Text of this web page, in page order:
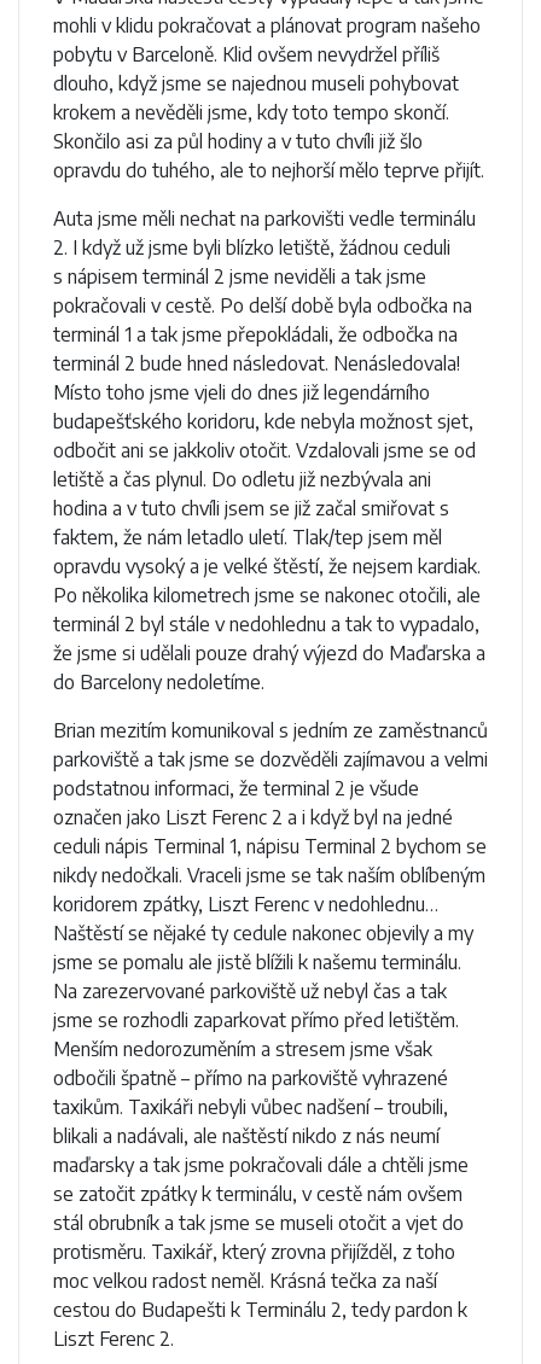
mohli v klidu pokračovat a plánovat program našeho
pobytu v Barceloně. Klid ovšem nevydržel příliš
dlouho, když jsme se najednou museli pohybovat
krokem a nevěděli jsme, kdy toto tempo skončí.
Skončilo asi za půl hodiny a v tuto chvíli již šlo
opravdu do tuhého, ale to nejhorší mělo teprve přijít.
Auta jsme měli nechat na parkovišti vedle terminálu
2. I když už jsme byli blízko letiště, žádnou ceduli
s nápisem terminál 2 jsme neviděli a tak jsme
pokračovali v cestě. Po delší době byla odbočka na
terminál 1 a tak jsme přepokládali, že odbočka na
terminál 2 bude hned následovat. Nenásledovala!
Místo toho jsme vjeli do dnes již legendárního
budapešťského koridoru, kde nebyla možnost sjet,
odbočit ani se jakkoliv otočit. Vzdalovali jsme se od
letiště a čas plynul. Do odletu již nezbývala ani
hodina a v tuto chvíli jsem se již začal smiřovat s
faktem, že nám letadlo uletí. Tlak/tep jsem měl
opravdu vysoký a je velké štěstí, že nejsem kardiak.
Po několika kilometrech jsme se nakonec otočili, ale
terminál 2 byl stále v nedohlednu a tak to vypadalo,
že jsme si udělali pouze drahý výjezd do Maďarska a
do Barcelony nedoletíme.
Brian mezitím komunikoval s jedním ze zaměstnanců
parkoviště a tak jsme se dozvěděli zajímavou a velmi
podstatnou informaci, že terminal 2 je všude
označen jako Liszt Ferenc 2 a i když byl na jedné
ceduli nápis Terminal 1, nápisu Terminal 2 bychom se
nikdy nedočkali. Vraceli jsme se tak naším oblíbeným
koridorem zpátky, Liszt Ferenc v nedohlednu…
Naštěstí se nějaké ty cedule nakonec objevily a my
jsme se pomalu ale jistě blížili k našemu terminálu.
Na zarezervované parkoviště už nebyl čas a tak
jsme se rozhodli zaparkovat přímo před letištěm.
Menším nedorozuměním a stresem jsme však
odbočili špatně – přímo na parkoviště vyhrazené
taxikům. Taxikáři nebyli vůbec nadšení – troubili,
blikali a nadávali, ale naštěstí nikdo z nás neumí
maďarsky a tak jsme pokračovali dále a chtěli jsme
se zatočit zpátky k terminálu, v cestě nám ovšem
stál obrubník a tak jsme se museli otočit a vjet do
protisměru. Taxikář, který zrovna přijížděl, z toho
moc velkou radost neměl. Krásná tečka za naší
cestou do Budapešti k Terminálu 2, tedy pardon k
Liszt Ferenc 2.